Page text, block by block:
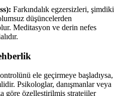
Farkındalık egzersizleri, şimdiki
düşüncelerden
Meditasyon ve derin nefes
ele geçirmeye başladıysa,
Psikologlar, danışmanlar veya
göre özelleştirilmiş stratejiler